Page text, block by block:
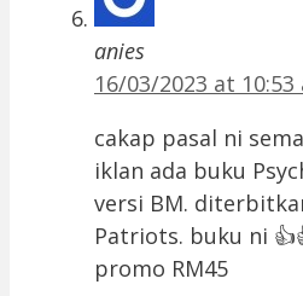
anies
16/03/2023 at 10:53
cakap pasal ni
iklan ada buku
versi BM.
Patriots. buku ni
promo RM45